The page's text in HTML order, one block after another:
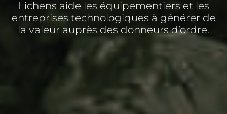
Lichens aide les équipementiers et les
entreprises technologiques à générer de
la valeur auprès des donneurs d’ordre.​